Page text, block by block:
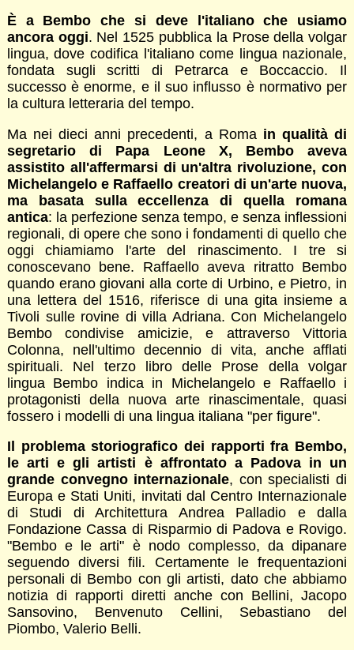
È a Bembo che si deve l'italiano che usiamo
ancora oggi. Nel 1525 pubblica la Prose della volgar
lingua, dove codifica l'italiano come lingua nazionale,
fondata sugli scritti di Petrarca e Boccaccio. Il
successo è enorme, e il suo influsso è normativo per
la cultura letteraria del tempo.
Ma nei dieci anni precedenti, a Roma in qualità di
segretario di Papa Leone X, Bembo aveva
assistito all'affermarsi di un'altra rivoluzione, con
Michelangelo e Raffaello creatori di un'arte nuova,
ma basata sulla eccellenza di quella romana
antica: la perfezione senza tempo, e senza inflessioni
regionali, di opere che sono i fondamenti di quello che
oggi chiamiamo l'arte del rinascimento. I tre si
conoscevano bene. Raffaello aveva ritratto Bembo
quando erano giovani alla corte di Urbino, e Pietro, in
una lettera del 1516, riferisce di una gita insieme a
Tivoli sulle rovine di villa Adriana. Con Michelangelo
Bembo condivise amicizie, e attraverso Vittoria
Colonna, nell'ultimo decennio di vita, anche afflati
spirituali. Nel terzo libro delle Prose della volgar
lingua Bembo indica in Michelangelo e Raffaello i
protagonisti della nuova arte rinascimentale, quasi
fossero i modelli di una lingua italiana "per figure".
Il problema storiografico dei rapporti fra Bembo,
le arti e gli artisti è affrontato a Padova in un
grande convegno internazionale, con specialisti di
Europa e Stati Uniti, invitati dal Centro Internazionale
di Studi di Architettura Andrea Palladio e dalla
Fondazione Cassa di Risparmio di Padova e Rovigo.
"Bembo e le arti" è nodo complesso, da dipanare
seguendo diversi fili. Certamente le frequentazioni
personali di Bembo con gli artisti, dato che abbiamo
notizia di rapporti diretti anche con Bellini, Jacopo
Sansovino, Benvenuto Cellini, Sebastiano del
Piombo, Valerio Belli.